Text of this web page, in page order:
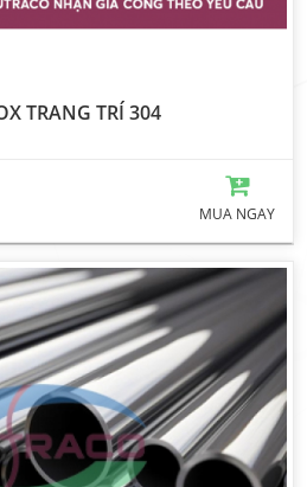
TRANG TRÍ 304
MUA NGAY